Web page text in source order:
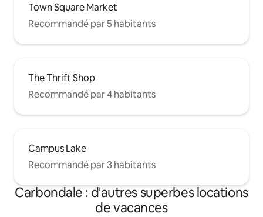
Town Square Market
Recommandé par 5 habitants
The Thrift Shop
Recommandé par 4 habitants
Campus Lake
Recommandé par 3 habitants
Carbondale : d'autres superbes locations
de vacances